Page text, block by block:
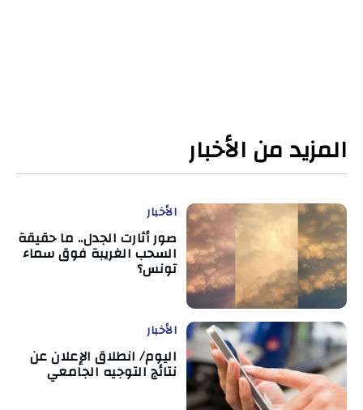
المزيد من الأخبار
الأخبار
صور أثارت الجدل.. ما حقيقة
السحب الغريبة فوق سماء
تونس؟
الأخبار
اليوم/ انطلاق الإعلان عن
نتائج التوجيه الجامعي